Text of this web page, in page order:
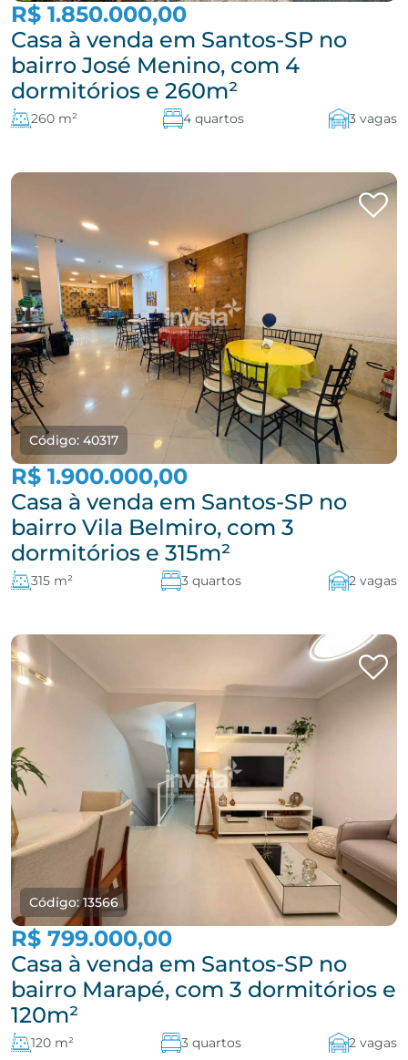
R$ 1.850.000,00
Casa à venda em Santos-SP no
bairro José Menino, com 4
dormitórios e 260m²
260 m² 4 quartos 3 vagas
Código: 40317
R$ 1.900.000,00
Casa à venda em Santos-SP no
bairro Vila Belmiro, com 3
dormitórios e 315m²
315 m² 3 quartos 2 vagas
Código: 13566
R$ 799.000,00
Casa à venda em Santos-SP no
bairro Marapé, com 3 dormitórios e
120m²
120 m² 3 quartos 2 vagas